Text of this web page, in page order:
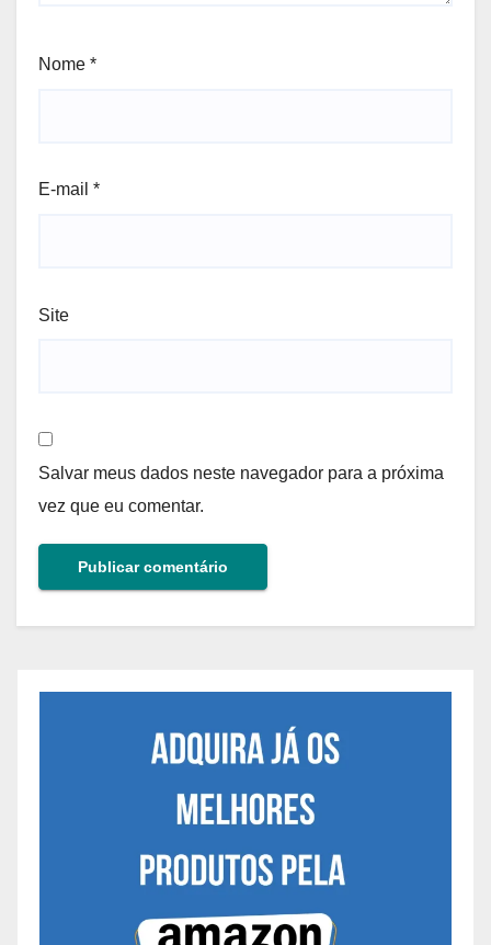
Nome *
E-mail *
Site
Salvar meus dados neste navegador para a próxima
vez que eu comentar.